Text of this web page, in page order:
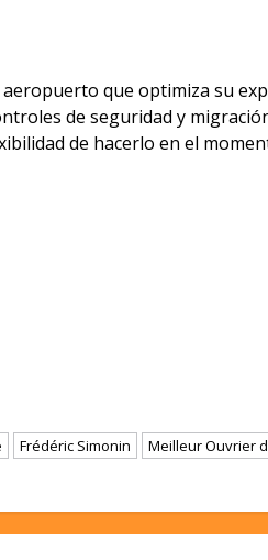
que optimiza su
de seguridad y
de hacerlo en el
Frédéric Simonin Meilleur Ouvrier